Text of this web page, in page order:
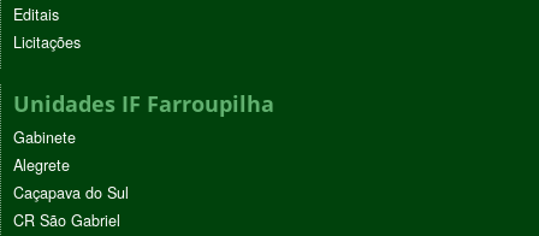
Editais
Licitações
Unidades IF Farroupilha
Gabinete
Alegrete
Caçapava do Sul
CR São Gabriel